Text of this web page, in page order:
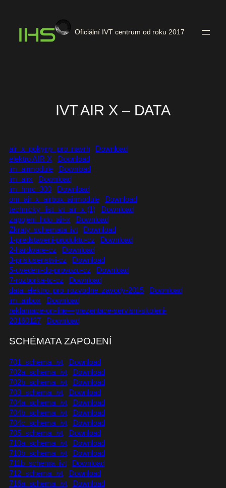
obsah
Oficiální IVT centrum od roku 2017
IVT AIR X – DATA
air_x_pokyny_pro_navrh
Download
elektro AIR X
Download
im_airmodule
Download
im_airx
Download
im_hmc_300
Download
om_air_x_airbox_airmodule
Download
technicky_list_ivt_air_x (1)
Download
zapojeni_hdo_air-x
Download
Zkraty_schemata_ivt
Download
1-predstaveni-produktu-cz
Download
2-hardware-cz
Download
3-prislusenstvi-cz
Download
5-uvedeni-do-provozu-cz
Download
7-rozborka-tc-cz
Download
data_elektro_pro_rozvodne_zavody-2015
Download
im_airbox
Download
reklamace-on-line—prezentace-servisni-skoleni-
20160127
Download
SCHÉMATA ZAPOJENÍ
701_schema_ivt
Download
702a_schema_ivt
Download
702b_schema_ivt
Download
703_schema_ivt
Download
704a_schema_ivt
Download
704b_schema_ivt
Download
704c_schema_ivt
Download
705_schema_ivt
Download
710a_schema_ivt
Download
710b_schema_ivt
Download
711b_schema_ivt
Download
712_schema_ivt
Download
716a_schema_ivt
Download